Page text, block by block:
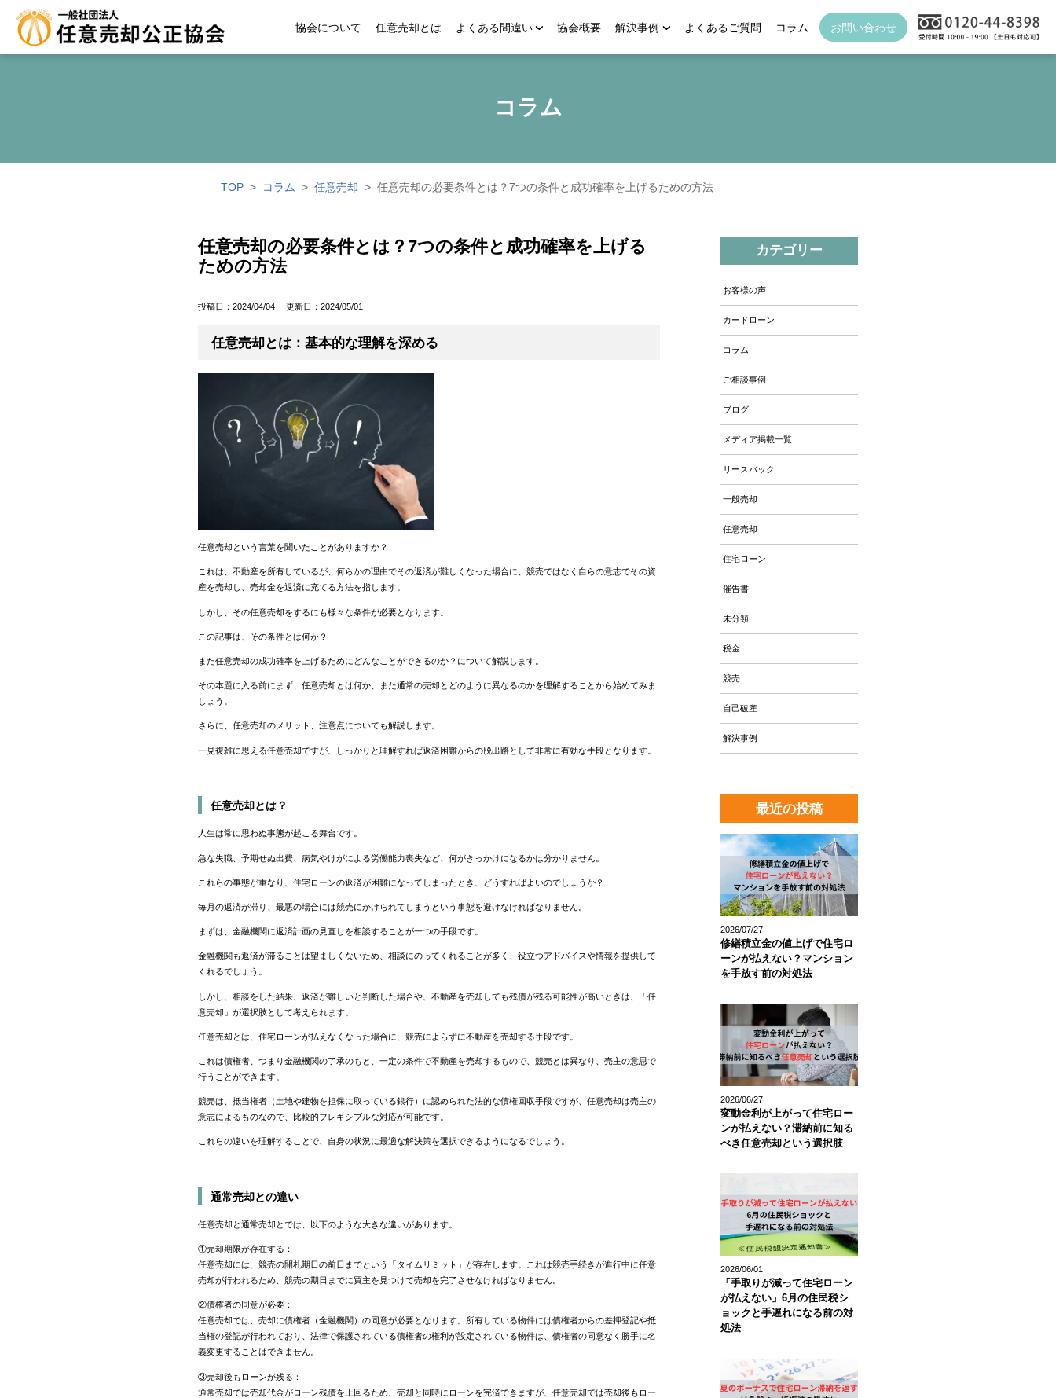
協会について 任意売却とは よくある間違い 協会概要 解決事例 よくあるご質問 コラム お問い合わせ
コラム
TOP > コラム >任意売却 >任意売却の必要条件とは？7つの条件と成功確率を上げるための方法
任意売却の必要条件とは？7つの条件と成功確率を上げる
ための方法
投稿日：2024/04/04 更新日：2024/05/01
任意売却とは：基本的な理解を深める
任意売却という言葉を聞いたことがありますか？
これは、不動産を所有しているが、何らかの理由でその返済が難しくなった場合に、競売ではなく自らの意志でその資
産を売却し、売却金を返済に充てる方法を指します。
しかし、その任意売却をするにも様々な条件が必要となります。
この記事は、その条件とは何か？
また任意売却の成功確率を上げるためにどんなことができるのか？について解説します。
その本題に入る前にまず、任意売却とは何か、また通常の売却とどのように異なるのかを理解することから始めてみま
しょう。
さらに、任意売却のメリット、注意点についても解説します。
一見複雑に思える任意売却ですが、しっかりと理解すれば返済困難からの脱出路として非常に有効な手段となります。
任意売却とは？
人生は常に思わぬ事態が起こる舞台です。
急な失職、予期せぬ出費、病気やけがによる労働能力喪失など、何がきっかけになるかは分かりません。
これらの事態が重なり、住宅ローンの返済が困難になってしまったとき、どうすればよいのでしょうか？
毎月の返済が滞り、最悪の場合には競売にかけられてしまうという事態を避けなければなりません。
まずは、金融機関に返済計画の見直しを相談することが一つの手段です。
金融機関も返済が滞ることは望ましくないため、相談にのってくれることが多く、役立つアドバイスや情報を提供して
くれるでしょう。
しかし、相談をした結果、返済が難しいと判断した場合や、不動産を売却しても残債が残る可能性が高いときは、「任
意売却」が選択肢として考えられます。
任意売却とは、住宅ローンが払えなくなった場合に、競売によらずに不動産を売却する手段です。
これは債権者、つまり金融機関の了承のもと、一定の条件で不動産を売却するもので、競売とは異なり、売主の意思で
行うことができます。
競売は、抵当権者（土地や建物を担保に取っている銀行）に認められた法的な債権回収手段ですが、任意売却は売主の
意志によるものなので、比較的フレキシブルな対応が可能です。
これらの違いを理解することで、自身の状況に最適な解決策を選択できるようになるでしょう。
通常売却との違い
任意売却と通常売却とでは、以下のような大きな違いがあります。
①売却期限が存在する：
任意売却には、競売の開札期日の前日までという「タイムリミット」が存在します。これは競売手続きが進行中に任意
売却が行われるため、競売の期日までに買主を見つけて売却を完了させなければなりません。
②債権者の同意が必要：
任意売却では、売却に債権者（金融機関）の同意が必要となります。所有している物件には債権者からの差押登記や抵
当権の登記が行われており、法律で保護されている債権者の権利が設定されている物件は、債権者の同意なく勝手に名
義変更することはできません。
③売却後もローンが残る：
通常売却では売却代金がローン残債を上回るため、売却と同時にローンを完済できますが、任意売却では売却後もロー
カテゴリー
お客様の声
カードローン
コラム
ご相談事例
ブログ
メディア掲載一覧
リースバック
一般売却
任意売却
住宅ローン
催告書
未分類
税金
競売
自己破産
解決事例
最近の投稿
2026/07/27
修繕積立金の値上げで住宅ロ
ーンが払えない？マンション
を手放す前の対処法
2026/06/27
変動金利が上がって住宅ロー
ンが払えない？滞納前に知る
べき任意売却という選択肢
2026/06/01
「手取りが減って住宅ローン
が払えない」6月の住民税シ
ョックと手遅れになる前の対
処法